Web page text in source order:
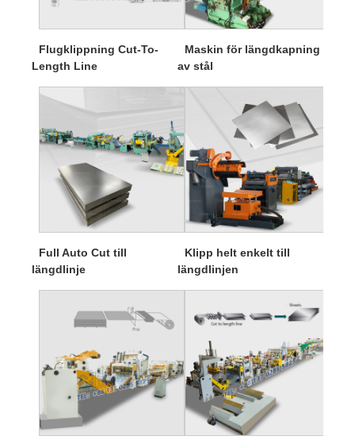
Flugklippning Cut-To-
Length Line
Maskin för längdkapning
av stål
Full Auto Cut till
längdlinje
Klipp helt enkelt till
längdlinjen